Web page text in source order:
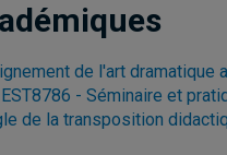
de l'art
EST8786 - Séminaire et
de la transposition